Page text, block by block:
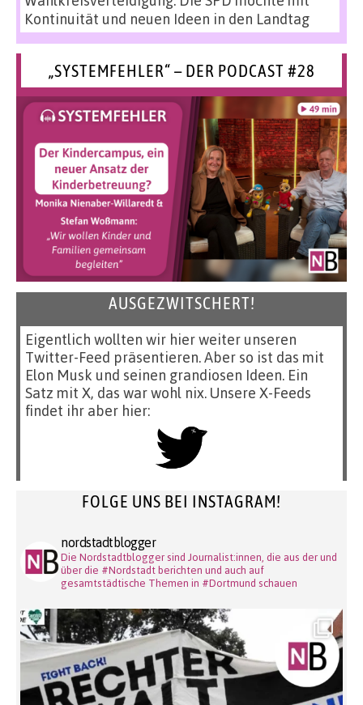
Kontinuität und neuen Ideen in den Landtag
„SYSTEMFEHLER“ – DER PODCAST #28
AUSGEZWITSCHERT!
Eigentlich wollten wir hier weiter unseren
Twitter-Feed präsentieren. Aber so ist das mit
Elon Musk und seinen grandiosen Ideen. Ein
Satz mit X, das war wohl nix. Unsere X-Feeds
findet ihr aber hier:
FOLGE UNS BEI INSTAGRAM!
nordstadtblogger
Die Nordstadtblogger sind Journalist:innen, die aus der und
über die #Nordstadt berichten und auch auf
gesamtstädtische Themen in #Dortmund schauen